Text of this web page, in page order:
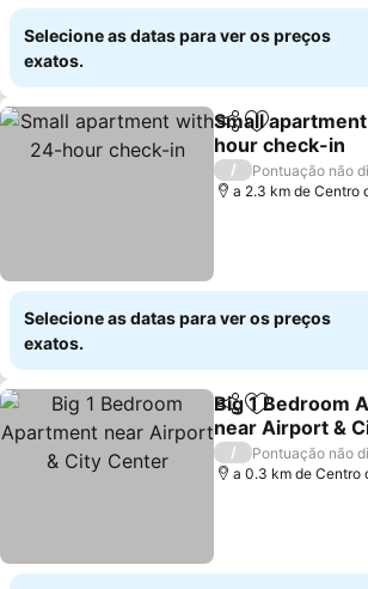
Selecione as datas para ver os preços
exatos.
PartilharAdicionar
Small
hour check-in
/
Pontuação não
a 2.3 km de Centro
Selecione as datas para ver os preços
exatos.
PartilharAdicionar
Big 1 Bedroom
near Airport &
Center
/
Pontuação não
a 0.3 km de Centro